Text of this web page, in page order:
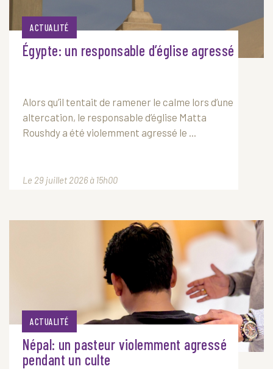
ACTUALITÉ
Égypte: un responsable d’église agressé
Alors qu’il tentait de ramener le calme lors d’une
altercation, le responsable d’église Matta
Roushdy a été violemment agressé le ...
Le 29 juillet 2026 à 15h00
ACTUALITÉ
Népal: un pasteur violemment agressé
pendant un culte